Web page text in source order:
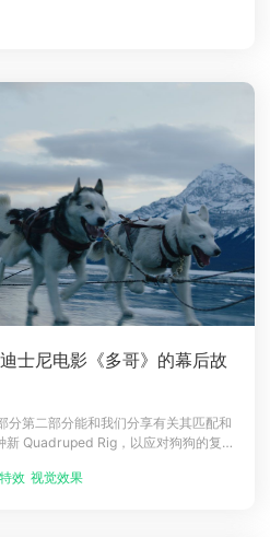
及地下停车场的爆炸等。1、颠倒的伦
士尼电影《多哥》的幕后故
分第二部分能和我们分享有关其匹配和
新 Quadruped Rig，以应对狗狗的复杂
的前腿锁定系统给肩胛骨带来了一种
效 视觉效果